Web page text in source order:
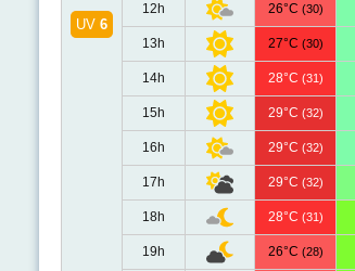
UV 6
12h 26°C (30)
13h 27°C (30)
14h 28°C (31)
15h 29°C (32)
16h 29°C (32)
17h 29°C (32)
18h 28°C (31)
19h 26°C (28)